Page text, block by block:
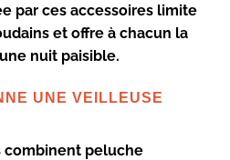
par ces accessoires limite
et offre à chacun la
nuit paisible.
UNE VEILLEUSE
combinent peluche